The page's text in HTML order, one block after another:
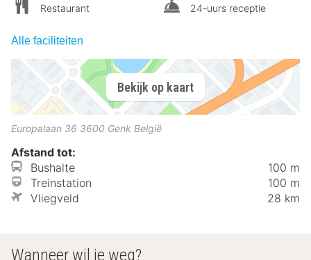
Restaurant
24-uurs receptie
Alle faciliteiten
Bekijk op kaart
Europalaan 36 3600 Genk België
Afstand tot:
Bushalte
100 m
Treinstation
100 m
Vliegveld
28 km
Wanneer wil je weg?